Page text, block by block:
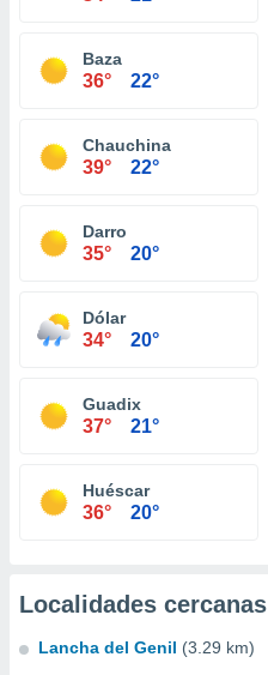
Baza
36° 22°
Chauchina
39° 22°
Darro
35° 20°
Dólar
34° 20°
Guadix
37° 21°
Huéscar
36° 20°
Localidades cercanas
Lancha del Genil (3.29 km)